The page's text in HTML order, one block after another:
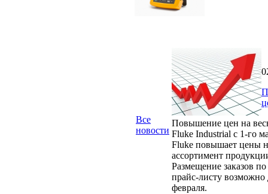
Все
новости
Повышение цен на
Fluke Industrial с 1-го
Fluke повышает цены
ассортимент
Размещение заказов
прайс-листу возможно
февраля.